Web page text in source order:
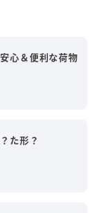
心＆便利な荷物
た形？